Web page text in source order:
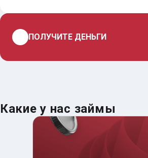
ПОЛУЧИТЕ ДЕНЬГИ
Какие у нас займы